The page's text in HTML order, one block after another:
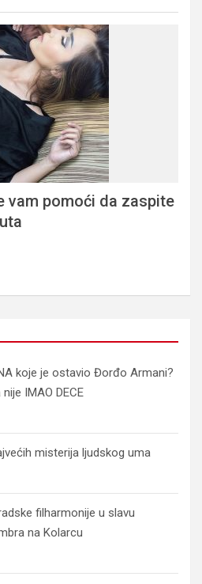
vam pomoći da zaspite
koje je ostavio Đorđo Armani?
IMAO DECE
misterija ljudskog uma
filharmonije u slavu
na Kolarcu